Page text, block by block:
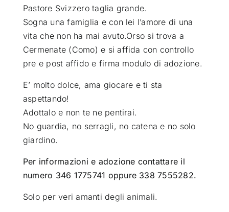
SEMPRE CON ME
Pastore Svizzero taglia grande.
Sogna una famiglia e con lei l’amore di una
vita che non ha mai avuto.Orso si trova a
Cermenate (Como) e si affida con controllo
pre e post affido e firma modulo di adozione.
E’ molto dolce, ama giocare e ti sta
aspettando!
Adottalo e non te ne pentirai.
No guardia, no serragli, no catena e no solo
giardino.
Per informazioni e adozione contattare il
numero 346 1775741 oppure 338 7555282.
Solo per veri amanti degli animali.